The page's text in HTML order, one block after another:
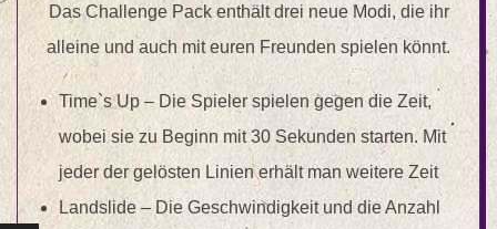
Das Challenge Pack enthält drei neue Modi, die ihr
alleine und auch mit euren Freunden spielen könnt.
Time`s Up – Die Spieler spielen gegen die Zeit,
wobei sie zu Beginn mit 30 Sekunden starten. Mit
jeder der gelösten Linien erhält man weitere Zeit
Landslide – Die Geschwindigkeit und die Anzahl